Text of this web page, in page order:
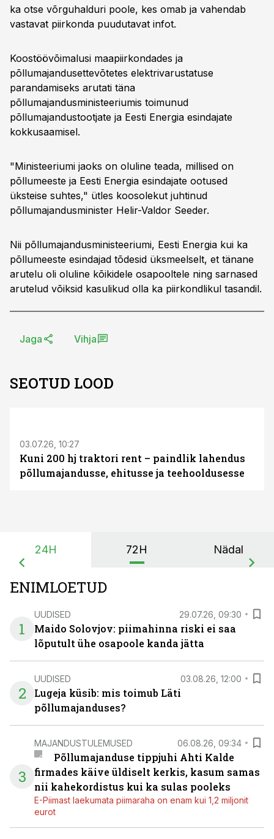
ka otse võrguhalduri poole, kes omab ja vahendab
vastavat piirkonda puudutavat infot.
Koostöövõimalusi maapiirkondades ja
põllumajandusettevõtetes elektrivarustatuse
parandamiseks arutati täna
põllumajandusministeeriumis toimunud
põllumajandustootjate ja Eesti Energia esindajate
kokkusaamisel.
"Ministeeriumi jaoks on oluline teada, millised on
põllumeeste ja Eesti Energia esindajate ootused
üksteise suhtes," ütles koosolekut juhtinud
põllumajandusminister Helir-Valdor Seeder.
Nii põllumajandusministeeriumi, Eesti Energia kui ka
põllumeeste esindajad tõdesid üksmeelselt, et tänane
arutelu oli oluline kõikidele osapooltele ning sarnased
arutelud võiksid kasulikud olla ka piirkondlikul tasandil.
Jaga Vihja
SEOTUD LOOD
03.07.26, 10:27
Kuni 200 hj traktori rent – paindlik lahendus
põllumajandusse, ehitusse ja teehooldusesse
24H 72H Nädal
ENIMLOETUD
1
UUDISED 29.07.26, 09:30
Maido Solovjov: piimahinna riski ei saa
lõputult ühe osapoole kanda jätta
2
UUDISED 03.08.26, 12:00
Lugeja küsib: mis toimub Läti
põllumajanduses?
3
MAJANDUSTULEMUSED 06.08.26, 09:34
Põllumajanduse tippjuhi Ahti Kalde
firmades käive üldiselt kerkis, kasum samas
nii kahekordistus kui ka sulas pooleks
E-Piimast laekumata piimaraha on enam kui 1,2 miljonit
eurot